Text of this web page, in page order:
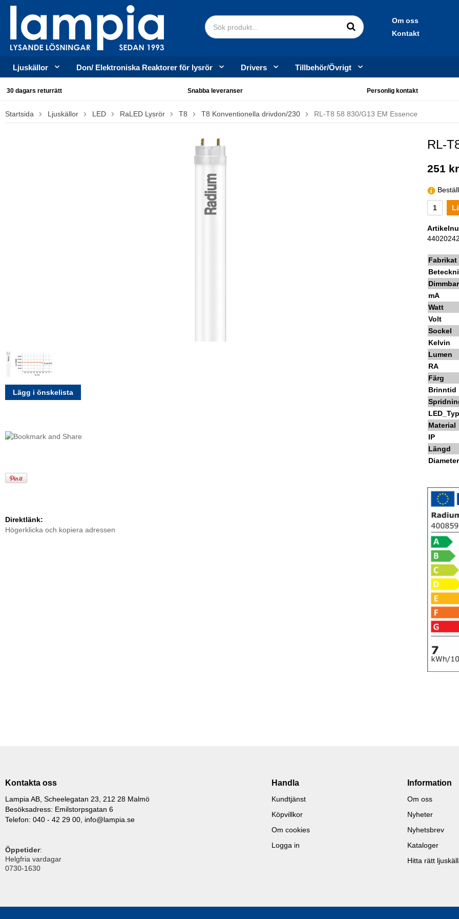
Om oss
Kontakt
Ljuskällor Don/ Elektroniska Reaktorer för lysrör Drivers Tillbehör/Övrigt
30 dagars returrätt Snabba leveranser Personlig kontakt
Startsida Ljuskällor LED RaLED Lysrör T8 T8 Konventionella drivdon/230 RL-T8 58 830/G13 EM Essence
Lägg i önskelista
Direktlänk:
Högerklicka och kopiera adressen
RL-
251 kr
Fabrikat
Dimmbar
mA
Watt
Volt
Sockel
Kelvin
Lumen
RA
Färg
Brinntid
Material
IP
Längd
Diameter
Kontakta oss
Lampia AB, Scheelegatan 23, 212 28 Malmö
Besöksadress: Emilstorpsgatan 6
Telefon: 040 - 42 29 00, info@lampia.se
Öppetider:
Helgfria vardagar
0730-1630
Handla
Kundtjänst
Köpvillkor
Om cookies
Logga in
Information
Om oss
Nyheter
Nyhetsbrev
Kataloger
Hitta rätt